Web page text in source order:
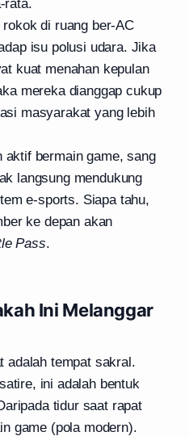
rata.
rokok di ruang ber-AC
isu polusi udara. Jika
kuat menahan kepulan
mereka dianggap cukup
masyarakat yang lebih
aktif bermain game, sang
langsung mendukung
e-sports. Siapa tahu,
ke depan akan
Pass.
Ini Melanggar
adalah tempat sakral.
ini adalah bentuk
tidur saat rapat
game (pola modern).